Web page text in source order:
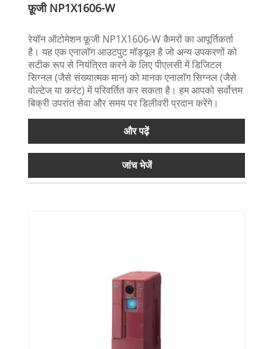
फ़ूजी NP1X1606-W
रेयॉन ऑटोमेशन फ़ूजी NP1X1606-W कैमरों का आपूर्तिकर्ता
है। यह एक एनालॉग आउटपुट मॉड्यूल है जो अन्य उपकरणों को
सटीक रूप से नियंत्रित करने के लिए पीएलसी में डिजिटल
सिग्नल (जैसे संख्यात्मक मान) को मानक एनालॉग सिग्नल (जैसे
वोल्टेज या करंट) में परिवर्तित कर सकता है। हम आपको सर्वोत्तम
बिक्री उपरांत सेवा और समय पर डिलीवरी प्रदान करेंगे।
और पढ़ें
जांच भेजें